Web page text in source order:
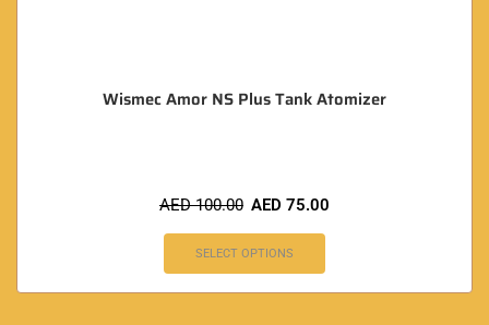
Wismec Amor NS Plus Tank Atomizer
AED100.00 AED 75.00
SELECT OPTIONS